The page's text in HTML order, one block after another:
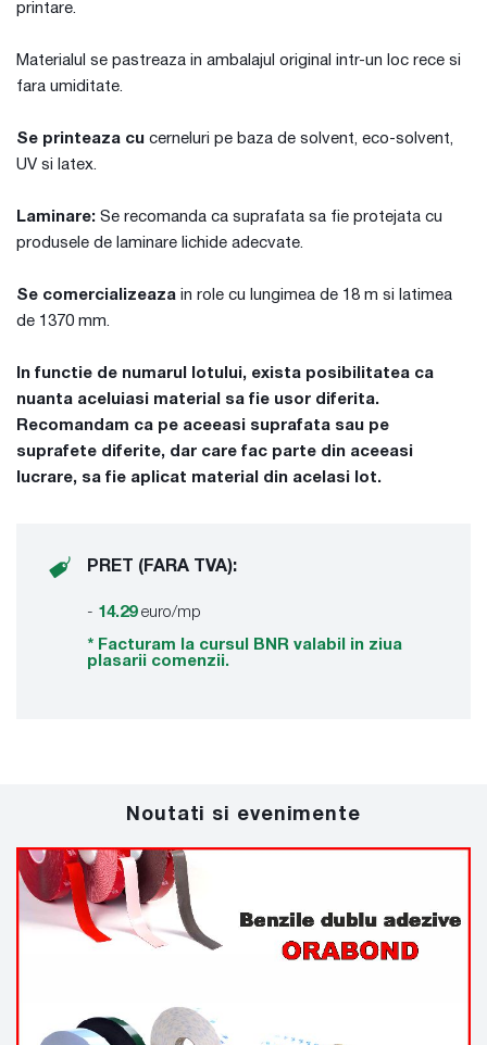
printare.
Materialul se pastreaza in ambalajul original intr-un loc rece si
fara umiditate.
Se printeaza cu cerneluri pe baza de solvent, eco-solvent,
UV si latex.
Laminare: Se recomanda ca suprafata sa fie protejata cu
produsele de laminare lichide adecvate.
Se comercializeaza in role cu lungimea de 18 m si latimea
de 1370 mm.
In functie de numarul lotului, exista posibilitatea ca
nuanta aceluiasi material sa fie usor diferita.
Recomandam ca pe aceeasi suprafata sau pe
suprafete diferite, dar care fac parte din aceeasi
lucrare, sa fie aplicat material din acelasi lot.
PRET (FARA TVA):
- 14.29euro/mp
* Facturam la cursul BNR valabil in ziua
plasarii comenzii.
Noutati si evenimente